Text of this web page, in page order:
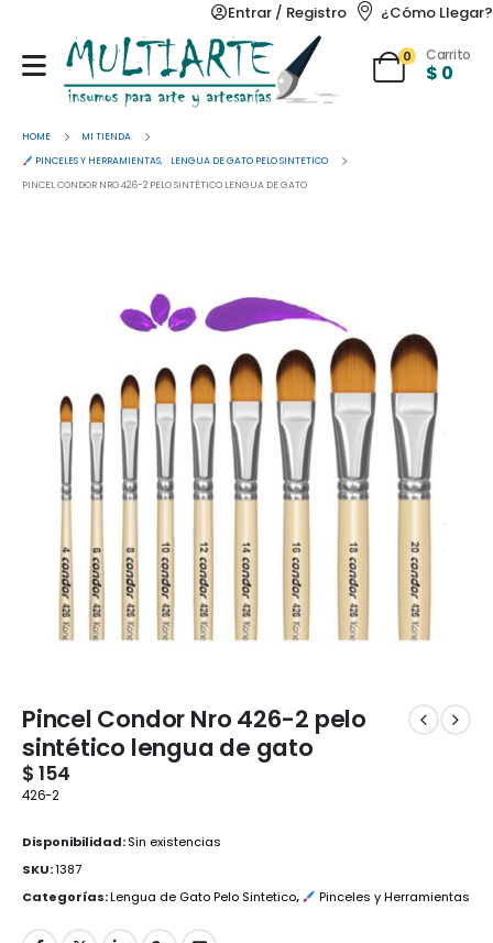
Entrar / Registro ¿Cómo Llegar?
0 Carrito
$ 0
HOME
MI TIENDA
PINCELES Y HERRAMIENTAS,
LENGUA DE GATO PELO SINTETICO
PINCEL CONDOR NRO 426-2 PELO SINTÉTICO LENGUA DE GATO
Pincel Condor Nro 426-2 pelo
sintético lengua de gato
$ 154
426-2
Disponibilidad:Sin existencias
SKU:1387
Categorías:Lengua de Gato Pelo Sintetico, Pinceles y Herramientas